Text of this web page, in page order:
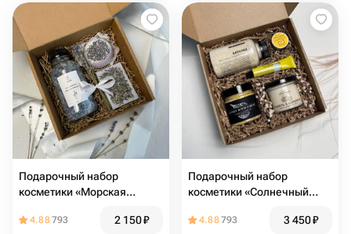
Подарочный набор
косметики «Морская
4.88793 2 150₽
Подарочный набор
косметики «Солнечный
4.88793 3 450₽